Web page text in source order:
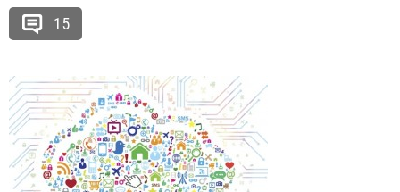
15